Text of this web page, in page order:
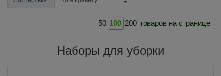
50 100 200 товаров на странице
Наборы для уборки